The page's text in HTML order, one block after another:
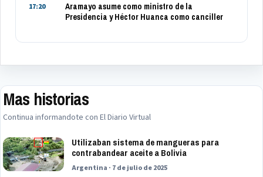
17:20
Aramayo asume como ministro de la
Presidencia y Héctor Huanca como canciller
Mas historias
Continua informandote con El Diario Virtual
Utilizaban sistema de mangueras para
contrabandear aceite a Bolivia
Argentina · 7 de julio de 2025